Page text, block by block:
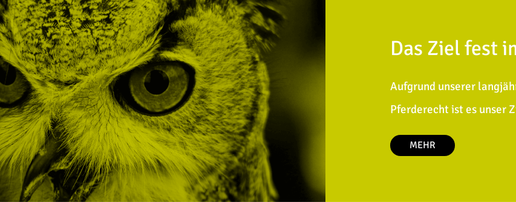
Das Ziel fest
Aufgrund unserer
Pferderecht ist es unser
MEHR